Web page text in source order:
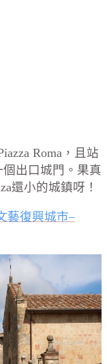
Roma，且站
出口城門。果真
還小的城鎮呀！
藝復興城市–